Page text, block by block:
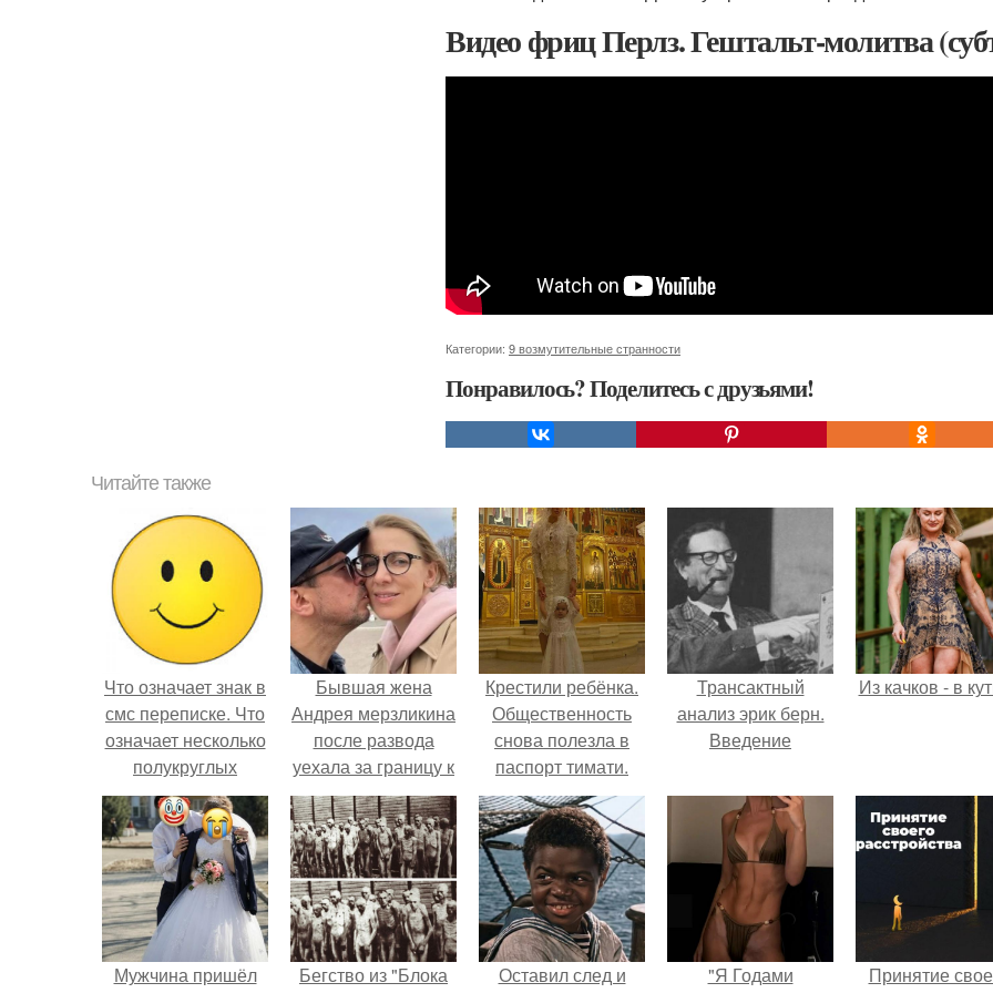
Видео фриц Перлз. Гештальт-молитва
Категории: 9 возмутительные странности
Понравилось? Поделитесь с друзьями!
Читайте также
Что означает знак в
смс переписке. Что
означает несколько
полукруглых
скобочек в конце
предложения?
Бывшая жена
Андрея мерзликина
после развода
уехала за границу к
новому избраннику
оставив детей.
Крестили ребёнка.
Общественность
снова полезла в
паспорт тимати.
Трансактный
анализ эрик берн.
Введение
Из качков - в
Мужчина пришёл
Бегство из "Блока
Оставил след и
"Я Годами
Принятие